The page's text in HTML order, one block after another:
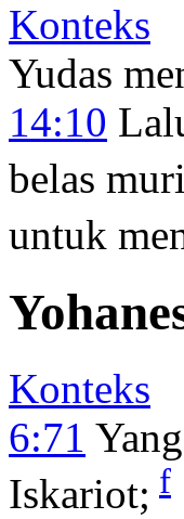
Konteks
Yudas
14:10
belas
untuk
Konteks
6:71
Iskariot; f